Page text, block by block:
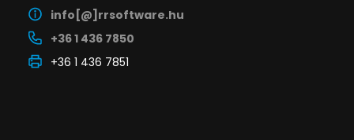
info[@]rrsoftware.hu
+36 1 436 7850
+36 1 436 7851